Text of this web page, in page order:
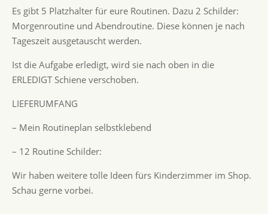
Es gibt 5 Platzhalter für eure Routinen. Dazu 2 Schilder:
Morgenroutine und Abendroutine. Diese können je nach
Tageszeit ausgetauscht werden.
Ist die Aufgabe erledigt, wird sie nach oben in die
ERLEDIGT Schiene verschoben.
LIEFERUMFANG
– Mein Routineplan selbstklebend
– 12 Routine Schilder:
Wir haben weitere tolle Ideen fürs Kinderzimmer im Shop.
Schau gerne vorbei.